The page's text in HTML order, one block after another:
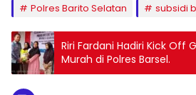
Polres Barito Selatan
subsidi
Riri Fardani Hadiri Kick Off
Murah di Polres Barsel.